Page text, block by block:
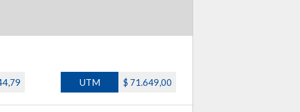
UTM $ 71.649,00